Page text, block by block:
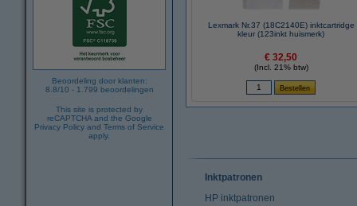
Beoordeling door klanten:
8.8/10 - 1.799 beoordelingen
This site is protected by
reCAPTCHA and the Google
Privacy Policy and Terms of Service
apply.
Lexmark Nr.37 (18C2140E) inktcartridge
kleur (123inkt huismerk)
€ 32,50
(Incl. 21% btw)
Inktpatronen
HP inktpatronen